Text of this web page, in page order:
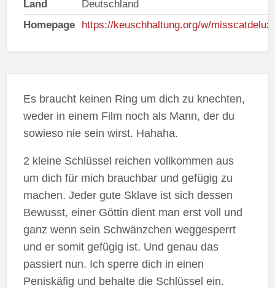
Land
Deutschland
Homepage
https://keuschhaltung.org/w/
Es braucht keinen Ring um dich zu knechten,
weder in einem Film noch als Mann, der du
sowieso nie sein wirst. Hahaha.
2 kleine Schlüssel reichen vollkommen aus
um dich für mich brauchbar und gefügig zu
machen. Jeder gute Sklave ist sich dessen
Bewusst, einer Göttin dient man erst voll und
ganz wenn sein Schwänzchen weggesperrt
und er somit gefügig ist. Und genau das
passiert nun. Ich sperre dich in einen
Peniskäfig und behalte die Schlüssel ein.